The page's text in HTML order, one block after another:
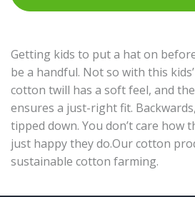
Getting kids to put a hat on
be a handful. Not so with this
cotton twill has a soft feel, and
ensures a just-right fit.
tipped down. You don’t care how
just happy they do.Our cotton
sustainable cotton farming.